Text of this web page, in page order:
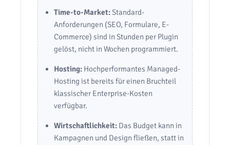
Time-to-Market:Standard-
Anforderungen (SEO, Formulare, E-
Commerce) sind in Stunden per Plugin
gelöst, nicht in Wochen programmiert.
Hosting: Hochperformantes Managed-
Hosting ist bereits für einen Bruchteil
klassischer Enterprise-Kosten
verfügbar.
Wirtschaftlichkeit: Das Budget kann in
Kampagnen und Design fließen, statt in